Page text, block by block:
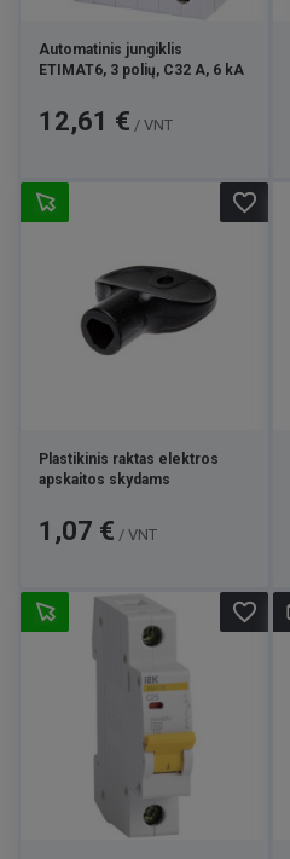
Automatinis jungiklis
ETIMAT6, 3 polių, C32 A, 6 kA
Kaina
12,61 € / VNT
Plastikinis raktas elektros
apskaitos skydams
Kaina
1,07 € / VNT
favorite_border
favorite_border